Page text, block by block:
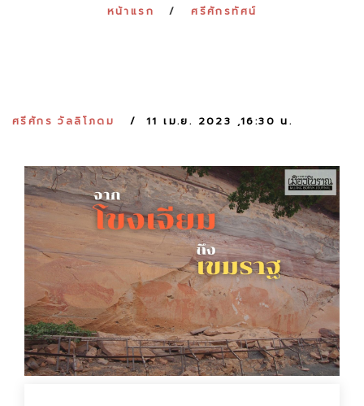
หน้าแรก ศรีศักรทัศน์
ศรีศักร วัลลิโภดม 11 เม.ย. 2023 ,16:30 น.